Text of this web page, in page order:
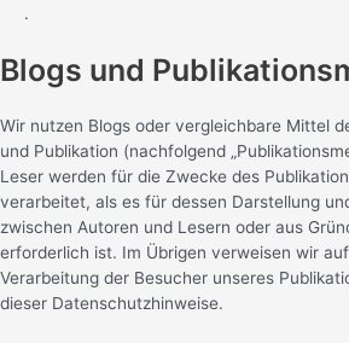
.
Blogs und
Wir nutzen Blogs oder vergleichbare Mittel
und Publikation (nachfolgend
Leser werden für die Zwecke des
verarbeitet, als es für dessen Darstellung
zwischen Autoren und Lesern oder aus
erforderlich ist. Im Übrigen verweisen wir
Verarbeitung der Besucher unseres
dieser Datenschutzhinweise.